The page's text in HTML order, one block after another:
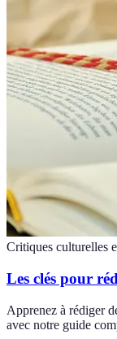
Critiques culturelles
Les clés pour
Apprenez à rédiger
avec notre guide